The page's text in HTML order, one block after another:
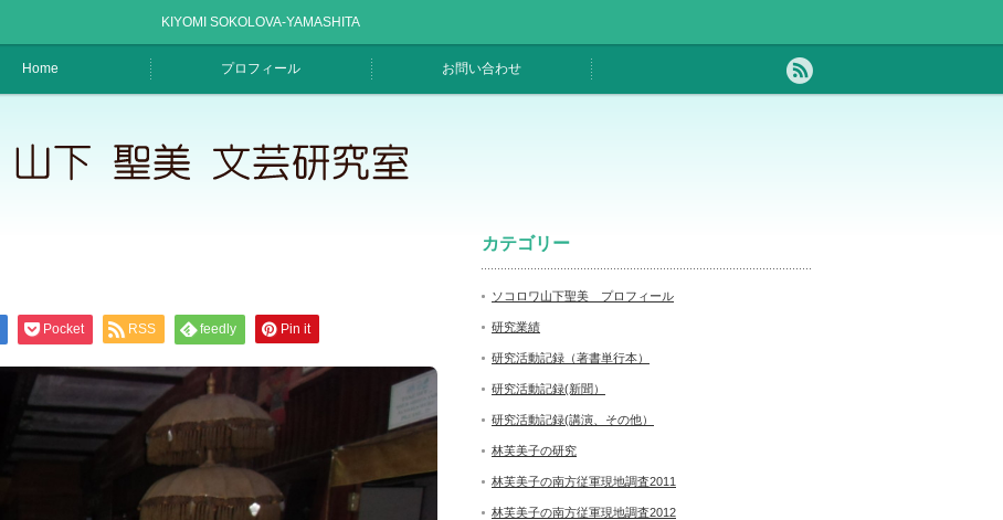
KIYOMI SOKOLOVA-YAMASHITA
Home プロフィール お問い合わせ
Pocket RSS feedly Pin it
カテゴリー
ソコロワ山下聖美 プロフィール
研究業績
研究活動記録（著書単行本）
研究活動記録(新聞）
研究活動記録(講演、その他）
林芙美子の研究
林芙美子の南方従軍現地調査2011
林芙美子の南方従軍現地調査2012